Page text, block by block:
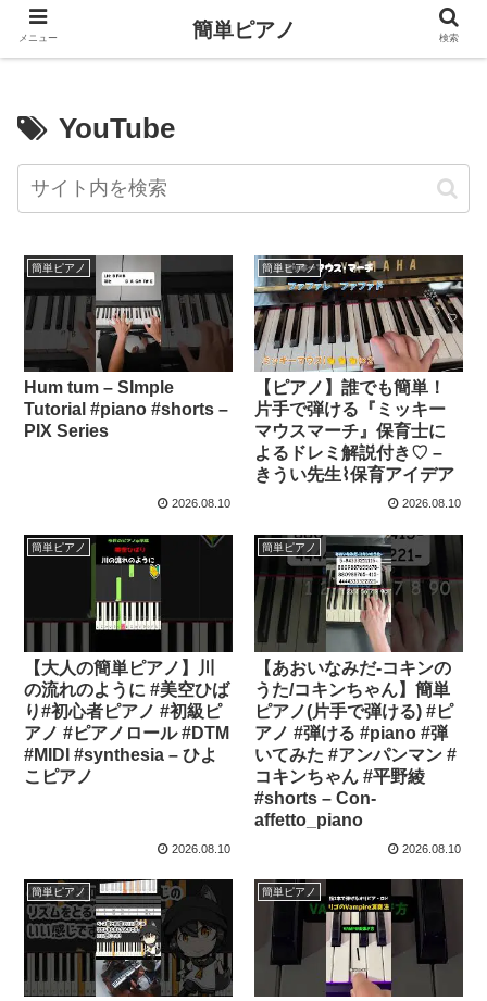
YouTube
簡単ピアノ
Hum tum – SImple
Tutorial #piano #shorts –
PIX Series
2026.08.10
簡単ピアノ
【ピアノ】誰でも簡単！
片手で弾ける『ミッキー
マウスマーチ』保育士に
よるドレミ解説付き♡ –
きうい先生⌇保育アイデア
2026.08.10
簡単ピアノ
【大人の簡単ピアノ】川
の流れのように #美空ひば
り#初心者ピアノ #初級ピ
アノ #ピアノロール #DTM
#MIDI #synthesia – ひよ
こピアノ
2026.08.10
簡単ピアノ
【あおいなみだ-コキンの
うた/コキンちゃん】簡単
ピアノ(片手で弾ける) #ピ
アノ #弾ける #piano #弾
いてみた #アンパンマン #
コキンちゃん #平野綾
#shorts – Con-
affetto_piano
2026.08.10
簡単ピアノ 簡単ピアノ
メニュー 簡単ピアノ 検索